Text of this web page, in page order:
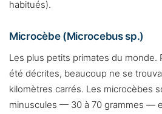
habitués).
Microcèbe (Microcebus sp.)
Les plus petits primates du monde.
été décrites, beaucoup ne se
kilomètres carrés. Les microcèbes
minuscules — 30 à 70 grammes —